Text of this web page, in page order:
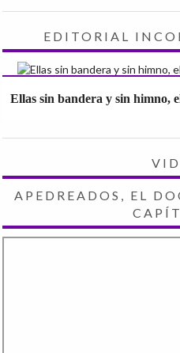
EDITORIAL
Ellas sin bandera y sin himno,
APEDREADOS, EL